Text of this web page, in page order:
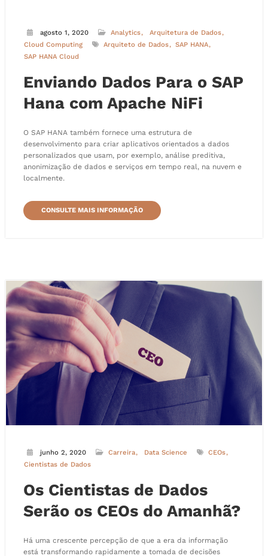
agosto 1, 2020 Analytics
Arquitetura de Dados
Cloud Computing
Arquiteto de Dados
SAP HANA
SAP HANA Cloud
Enviando Dados Para o SAP
Hana com Apache NiFi
O SAP HANA também fornece uma estrutura de
desenvolvimento para criar aplicativos orientados a dados
personalizados que usam, por exemplo, análise preditiva,
anonimização de dados e serviços em tempo real, na nuvem e
localmente.
CONSULTE MAIS INFORMAÇÃO
junho 2, 2020 Carreira Data Science
CEOs
Cientistas de Dados
Os Cientistas de Dados
Serão os CEOs do Amanhã?
Há uma crescente percepção de que a era da informação
está transformando rapidamente a tomada de decisões